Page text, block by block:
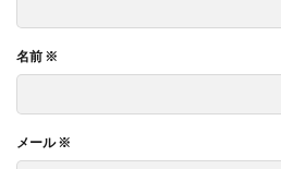
名前 ※
メール※